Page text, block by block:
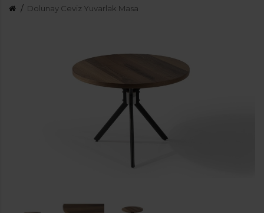
Dolunay Ceviz Yuvarlak Masa